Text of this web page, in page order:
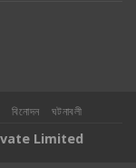
বিনোদন ঘটনাবলী
Limited